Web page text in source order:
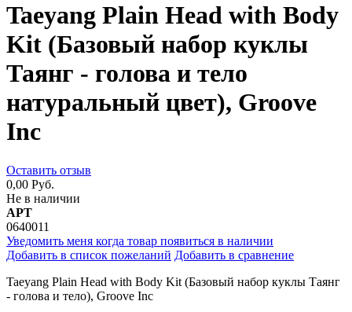
Taeyang Plain Head with Body
Kit (Базовый набор куклы
Таянг - голова и тело
натуральный цвет), Groove
Inc
Оставить отзыв
0,00 Руб.
Не в наличии
АРТ
0640011
Уведомить меня когда товар появиться в наличии
Добавить в список пожеланий Добавить в сравнение
Taeyang Plain Head with Body Kit (Базовый набор куклы Таянг
- голова и тело), Groove Inc